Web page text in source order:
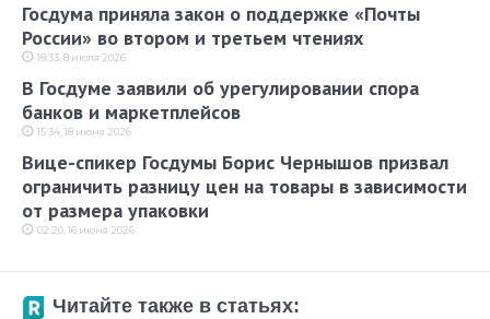
Госдума приняла закон о поддержке «Почты
России» во втором и третьем чтениях
18:33, 8 июля 2026
В Госдуме заявили об урегулировании спора
банков и маркетплейсов
15:34, 18 июня 2026
Вице-спикер Госдумы Борис Чернышов призвал
ограничить разницу цен на товары в зависимости
от размера упаковки
02:20, 16 июня 2026
Читайте также в статьях: